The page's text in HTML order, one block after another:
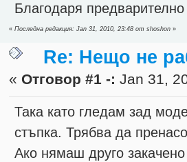
Благодаря
«Последна редакция: Jan 31, 2010, 23:48 от shoshon »
Re: Нещо не
« Отговор #1 -: Jan 31,
Така като гледам зад
стъпка. Трябва да
Ако нямаш друго